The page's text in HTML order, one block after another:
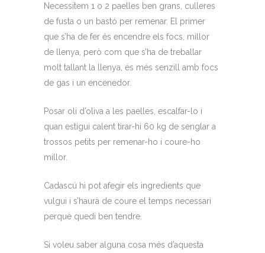
Necessitem 1 o 2 paelles ben grans, culleres
de fusta o un bastó per remenar. El primer
que s’ha de fer és encendre els focs, millor
de llenya, però com que s’ha de treballar
molt tallant la llenya, és més senzill amb focs
de gas i un encenedor.
Posar oli d’oliva a les paelles, escalfar-lo i
quan estigui calent tirar-hi 60 kg de senglar a
trossos petits per remenar-ho i coure-ho
millor.
Cadascú hi pot afegir els ingredients que
vulgui i s’haurà de coure el temps necessari
perquè quedi ben tendre.
Si voleu saber alguna cosa més d’aquesta